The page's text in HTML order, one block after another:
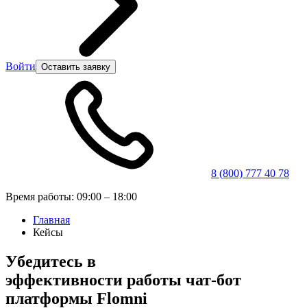
Войти Оставить заявку
8 (800) 777 40 78
Время работы: 09:00 – 18:00
Главная
Кейсы
Убедитесь в
эффективности работы чат-бот
платформы Flomni